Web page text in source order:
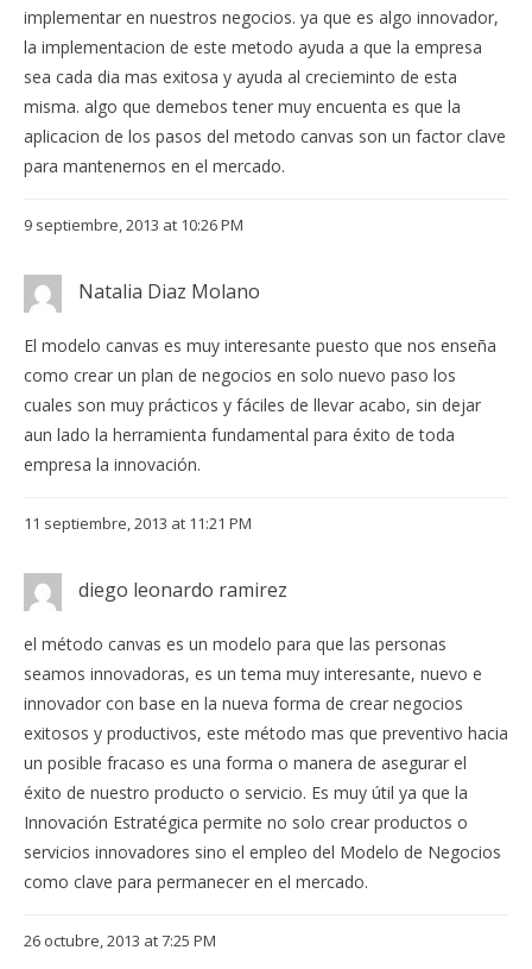
implementar en nuestros negocios. ya que es algo innovador,
la implementacion de este metodo ayuda a que la empresa
sea cada dia mas exitosa y ayuda al crecieminto de esta
misma. algo que demebos tener muy encuenta es que la
aplicacion de los pasos del metodo canvas son un factor clave
para mantenernos en el mercado.
9 septiembre, 2013 at 10:26 PM
Natalia Diaz Molano
El modelo canvas es muy interesante puesto que nos enseña
como crear un plan de negocios en solo nuevo paso los
cuales son muy prácticos y fáciles de llevar acabo, sin dejar
aun lado la herramienta fundamental para éxito de toda
empresa la innovación.
11 septiembre, 2013 at 11:21 PM
diego leonardo ramirez
el método canvas es un modelo para que las personas
seamos innovadoras, es un tema muy interesante, nuevo e
innovador con base en la nueva forma de crear negocios
exitosos y productivos, este método mas que preventivo hacia
un posible fracaso es una forma o manera de asegurar el
éxito de nuestro producto o servicio. Es muy útil ya que la
Innovación Estratégica permite no solo crear productos o
servicios innovadores sino el empleo del Modelo de Negocios
como clave para permanecer en el mercado.
26 octubre, 2013 at 7:25 PM